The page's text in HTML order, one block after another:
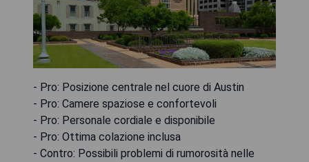
- Pro: Posizione centrale nel cuore di Austin
- Pro: Camere spaziose e confortevoli
- Pro: Personale cordiale e disponibile
- Pro: Ottima colazione inclusa
- Contro: Possibili problemi di rumorosità nelle